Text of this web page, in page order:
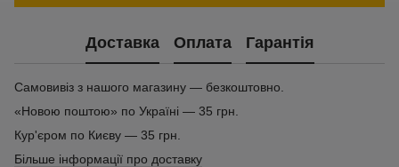
Доставка Оплата Гарантія
Самовивіз з нашого магазину — безкоштовно.
«Новою поштою» по Україні — 35 грн.
Кур'єром по Києву — 35 грн.
Більше інформації про доставку